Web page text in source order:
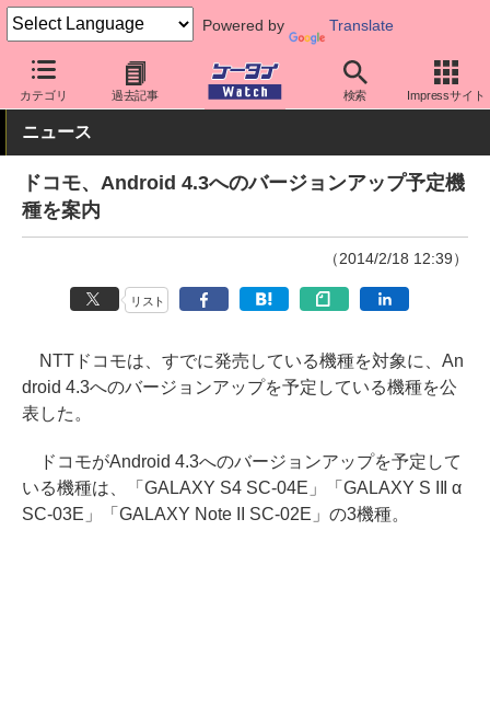
Powered by Translate
カテゴリ 過去記事 検索 Impressサイト
ケータイ Watch キャリア ドコモ ソフト更新
ニュース
ドコモ、Android 4.3へのバージョンアップ予定機
種を案内
（2014/2/18 12:39）
リスト
NTTドコモは、すでに発売している機種を対象に、An
droid 4.3へのバージョンアップを予定している機種を公
表した。
ドコモがAndroid 4.3へのバージョンアップを予定して
いる機種は、「GALAXY S4 SC-04E」「GALAXY S III α
SC-03E」「GALAXY Note II SC-02E」の3機種。